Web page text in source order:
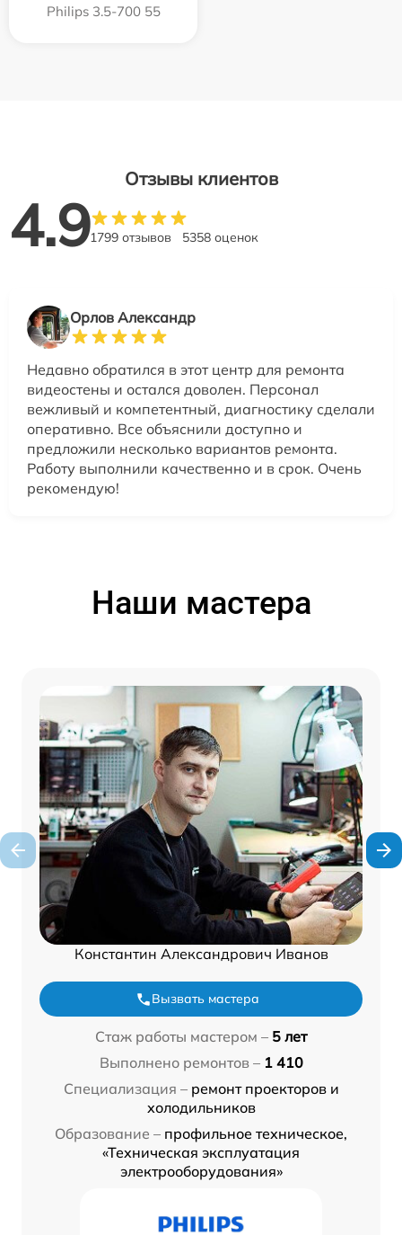
Philips 3.5-700 55
Отзывы клиентов
4.91799 отзывов 5358 оценок
Орлов Александр
Недавно обратился в этот центр для ремонта
видеостены и остался доволен. Персонал
вежливый и компетентный, диагностику сделали
оперативно. Все объяснили доступно и
предложили несколько вариантов ремонта.
Работу выполнили качественно и в срок. Очень
рекомендую!
Наши мастера
Константин Александрович Иванов
Вызвать мастера
Стаж работы мастером – 5 лет
Выполнено ремонтов – 1 410
Специализация – ремонт проекторов и
холодильников
Образование – профильное техническое,
«Техническая эксплуатация
электрооборудования»